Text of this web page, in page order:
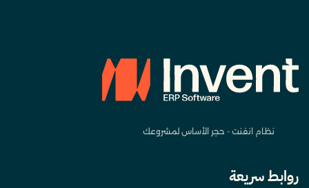
نظام انفنت - حجر الأساس لمشروعك
روابط سريعة